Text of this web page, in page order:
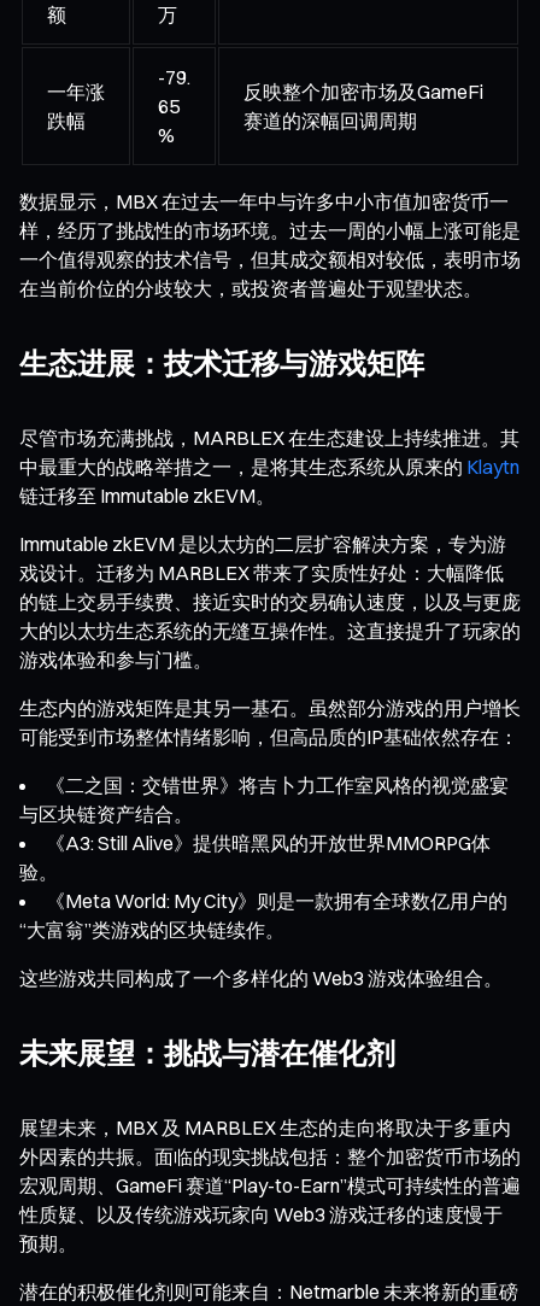
额
万
一年涨
跌幅
-79.
65
%
反映整个加密市场及GameFi
赛道的深幅回调周期
数据显示，MBX 在过去一年中与许多中小市值加密货币一
样，经历了挑战性的市场环境。过去一周的小幅上涨可能是
一个值得观察的技术信号，但其成交额相对较低，表明市场
在当前价位的分歧较大，或投资者普遍处于观望状态。
生态进展：技术迁移与游戏矩阵
尽管市场充满挑战，MARBLEX 在生态建设上持续推进。其
中最重大的战略举措之一，是将其生态系统从原来的 Klaytn
链迁移至 Immutable zkEVM。
Immutable zkEVM 是以太坊的二层扩容解决方案，专为游
戏设计。迁移为 MARBLEX 带来了实质性好处：大幅降低
的链上交易手续费、接近实时的交易确认速度，以及与更庞
大的以太坊生态系统的无缝互操作性。这直接提升了玩家的
游戏体验和参与门槛。
生态内的游戏矩阵是其另一基石。虽然部分游戏的用户增长
可能受到市场整体情绪影响，但高品质的IP基础依然存在：
《二之国：交错世界》将吉卜力工作室风格的视觉盛宴
与区块链资产结合。
《A3: Still Alive》提供暗黑风的开放世界MMORPG体
验。
《Meta World: My City》则是一款拥有全球数亿用户的
“大富翁”类游戏的区块链续作。
这些游戏共同构成了一个多样化的 Web3 游戏体验组合。
未来展望：挑战与潜在催化剂
展望未来，MBX 及 MARBLEX 生态的走向将取决于多重内
外因素的共振。面临的现实挑战包括：整个加密货币市场的
宏观周期、GameFi 赛道“Play-to-Earn”模式可持续性的普遍
性质疑、以及传统游戏玩家向 Web3 游戏迁移的速度慢于
预期。
潜在的积极催化剂则可能来自：Netmarble 未来将新的重磅